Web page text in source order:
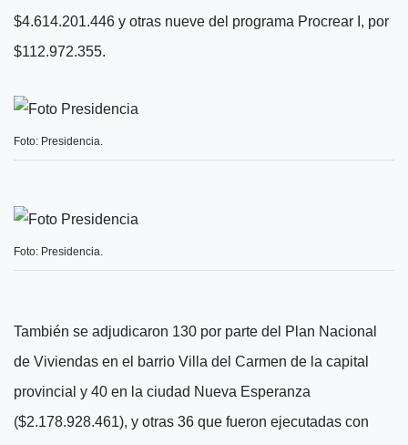
$4.614.201.446 y otras nueve del programa Procrear I, por
$112.972.355.
Foto: Presidencia.
Foto: Presidencia.
También se adjudicaron 130 por parte del Plan Nacional
de Viviendas en el barrio Villa del Carmen de la capital
provincial y 40 en la ciudad Nueva Esperanza
($2.178.928.461), y otras 36 que fueron ejecutadas con